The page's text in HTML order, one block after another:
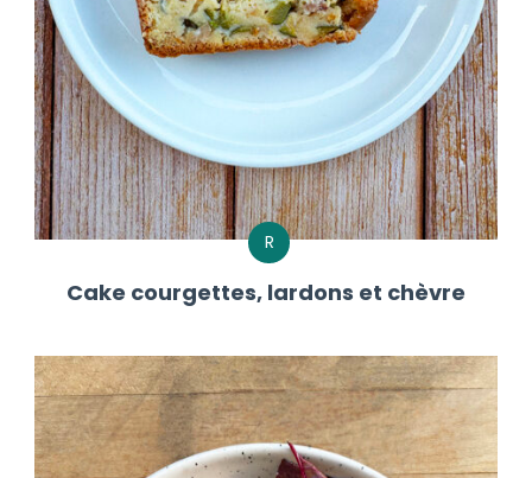
R
Cake courgettes, lardons et chèvre